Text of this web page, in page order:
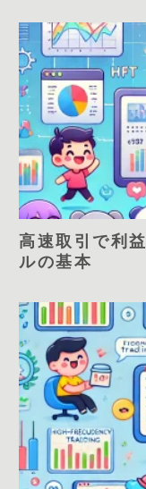
高速取引で利
ルの基本